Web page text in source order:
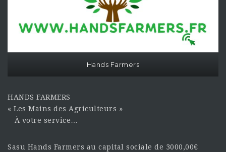
Hands Farmers
HANDS FARMERS
« Les Mains des Agriculteurs »
À votre service…
Sasu Hands Farmers au capital sociale de 3000,00€